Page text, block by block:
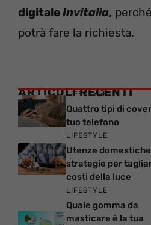
digitaleInvitalia,
potrà fare la richiesta.
ARTICOLI RECENTI
LIFESTYLE
Quattro tipi di
tuo telefono
LIFESTYLE
Utenze
strategie per
costi della luce
LIFESTYLE
Quale gomma da
masticare è la tua